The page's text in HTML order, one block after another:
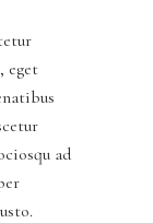
eget
ad